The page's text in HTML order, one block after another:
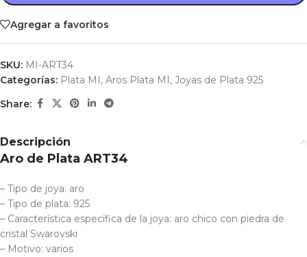
Agregar a favoritos
SKU: MI-ART34
Categorías: Plata MI , Aros Plata MI , Joyas de Plata 925
Share:
Descripción
Aro de Plata ART34
– Tipo de joya: aro
– Tipo de plata: 925
– Característica específica de la joya: aro chico con piedra de
cristal Swarovski
– Motivo: varios